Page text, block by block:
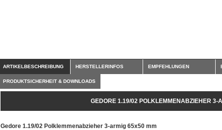
ARTIKELBESCHREIBUNG HERSTELLERINFOS EMPFEHLUNGEN
PRODUKTSICHERHEIT & DOWNLOADS
GEDORE 1.19/02 POLKLEMMENABZIEHER 3-
Gedore 1.19/02 Polklemmenabzieher 3-armig 65x50 mm